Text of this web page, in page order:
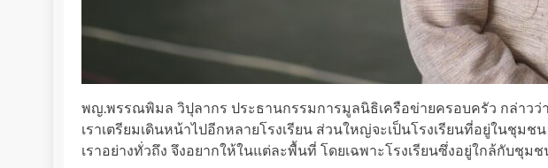
พญ.พรรณพิมล วิปุลากร ประธานกรรมการมูลนิธิเครือข่ายครอบครัว กล่าว
เราเตรียมเดินหน้าไปอีกหลายโรงเรียน ส่วนใหญ่จะเป็นโรงเรียนที่อยู่ในชุ
เราอย่างทั่วถึง จึงอยากให้ในแต่ละพื้นที่ โดยเฉพาะโรงเรียนซึ่งอยู่ใกล้กับชุ